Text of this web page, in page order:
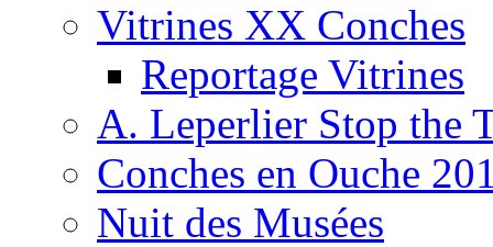
Vitrines XX Conches
Reportage Vitrines
A. Leperlier Stop the
Conches en Ouche
Nuit des Musées